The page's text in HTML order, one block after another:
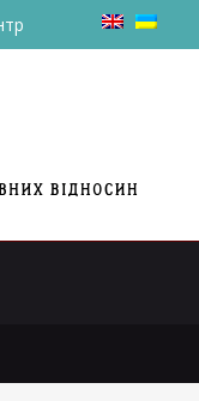
комуналку: на